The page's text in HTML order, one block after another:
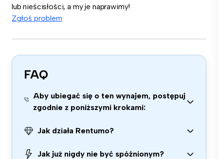
lub nieścisłości, a my je naprawimy!
Zgłoś problem
FAQ
Aby ubiegać się o ten wynajem, postępuj
zgodnie z poniższymi krokami:
Jak działa Rentumo?
Jak już nigdy nie być spóźnionym?